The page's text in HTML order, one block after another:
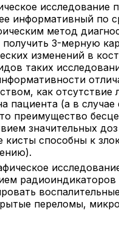
исследование
информативный по
метод
получить 3-мерную
изменений в
таких
как отсутствие
пациента (а в
преимущество
значительных доз
кисты способны к
радиоиндикаторов
переломы,